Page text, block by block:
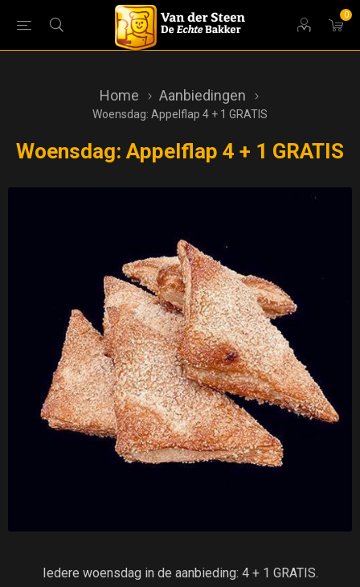
0
Home Aanbiedingen
Woensdag: Appelflap 4 + 1 GRATIS
Woensdag: Appelflap 4 + 1 GRATIS
Iedere woensdag in de aanbieding: 4 + 1 GRATIS.